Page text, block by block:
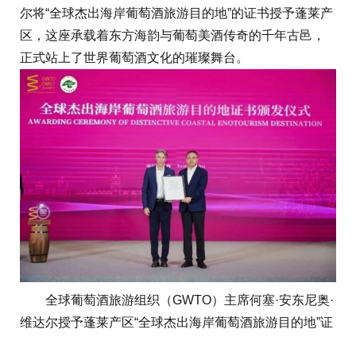
尔将“全球杰出海岸葡萄酒旅游目的地”的证书授予蓬莱产
区，这座承载着东方海韵与葡萄美酒传奇的千年古邑，
正式站上了世界葡萄酒文化的璀璨舞台。
全球葡萄酒旅游组织（GWTO）主席何塞·安东尼奥·
维达尔授予蓬莱产区“全球杰出海岸葡萄酒旅游目的地”证